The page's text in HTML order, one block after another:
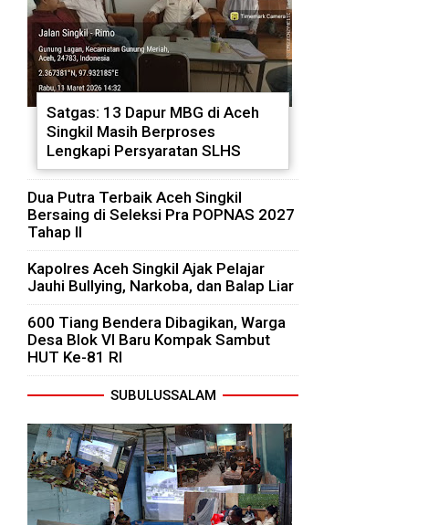
Satgas: 13 Dapur MBG di Aceh
Singkil Masih Berproses
Lengkapi Persyaratan SLHS
Dua Putra Terbaik Aceh Singkil
Bersaing di Seleksi Pra POPNAS 2027
Tahap II
Kapolres Aceh Singkil Ajak Pelajar
Jauhi Bullying, Narkoba, dan Balap Liar
600 Tiang Bendera Dibagikan, Warga
Desa Blok VI Baru Kompak Sambut
HUT Ke-81 RI
SUBULUSSALAM